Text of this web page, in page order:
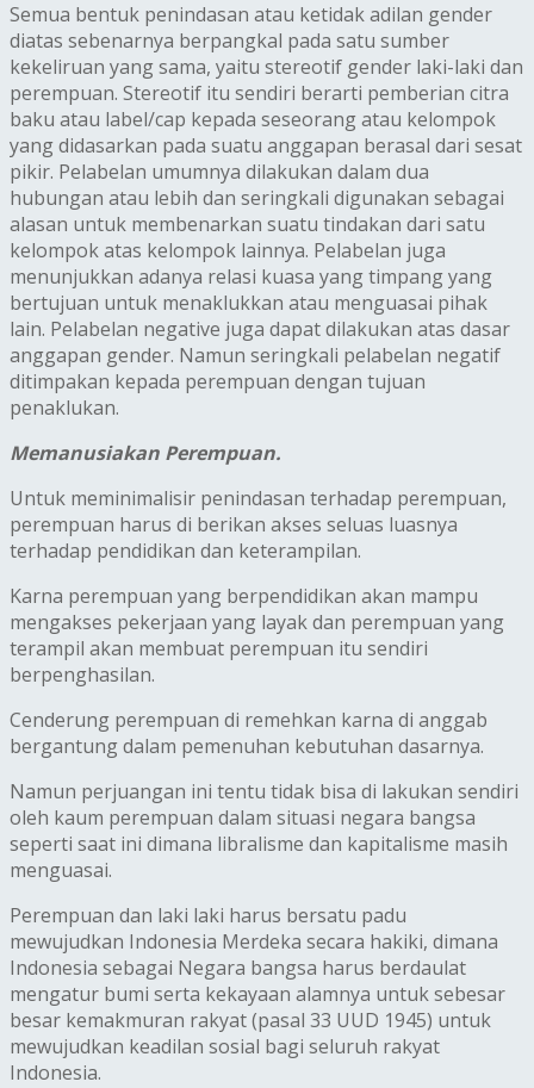
Semua bentuk penindasan atau ketidak adilan gender
diatas sebenarnya berpangkal pada satu sumber
kekeliruan yang sama, yaitu stereotif gender laki-laki dan
perempuan. Stereotif itu sendiri berarti pemberian citra
baku atau label/cap kepada seseorang atau kelompok
yang didasarkan pada suatu anggapan berasal dari sesat
pikir. Pelabelan umumnya dilakukan dalam dua
hubungan atau lebih dan seringkali digunakan sebagai
alasan untuk membenarkan suatu tindakan dari satu
kelompok atas kelompok lainnya. Pelabelan juga
menunjukkan adanya relasi kuasa yang timpang yang
bertujuan untuk menaklukkan atau menguasai pihak
lain. Pelabelan negative juga dapat dilakukan atas dasar
anggapan gender. Namun seringkali pelabelan negatif
ditimpakan kepada perempuan dengan tujuan
penaklukan.
Memanusiakan Perempuan.
Untuk meminimalisir penindasan terhadap perempuan,
perempuan harus di berikan akses seluas luasnya
terhadap pendidikan dan keterampilan.
Karna perempuan yang berpendidikan akan mampu
mengakses pekerjaan yang layak dan perempuan yang
terampil akan membuat perempuan itu sendiri
berpenghasilan.
Cenderung perempuan di remehkan karna di anggab
bergantung dalam pemenuhan kebutuhan dasarnya.
Namun perjuangan ini tentu tidak bisa di lakukan sendiri
oleh kaum perempuan dalam situasi negara bangsa
seperti saat ini dimana libralisme dan kapitalisme masih
menguasai.
Perempuan dan laki laki harus bersatu padu
mewujudkan Indonesia Merdeka secara hakiki, dimana
Indonesia sebagai Negara bangsa harus berdaulat
mengatur bumi serta kekayaan alamnya untuk sebesar
besar kemakmuran rakyat (pasal 33 UUD 1945) untuk
mewujudkan keadilan sosial bagi seluruh rakyat
Indonesia.